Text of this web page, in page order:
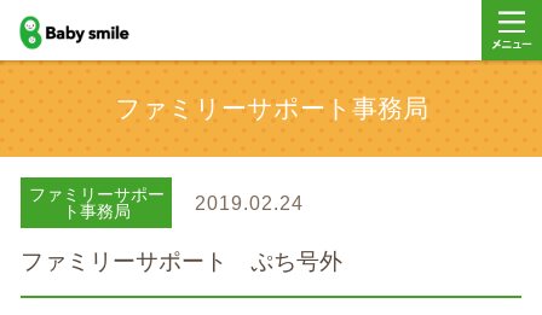
baby smile
ファミリーサポート事務局
ファミリーサポー
ト事務局
2019.02.24
ファミリーサポート ぷち号外